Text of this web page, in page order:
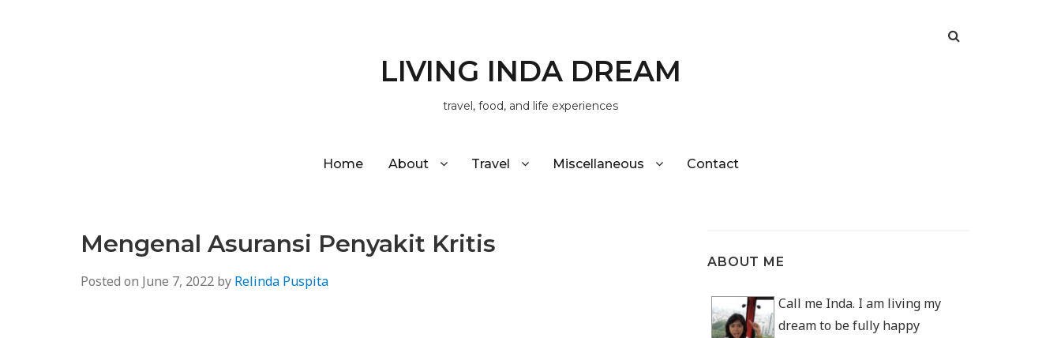
LIVING INDA DREAM
travel, food, and life experiences
Home About Travel Miscellaneous Contact
Mengenal Asuransi Penyakit Kritis
Posted on June 7, 2022 by Relinda Puspita
ABOUT ME
Call me Inda. I am living my
dream to be fully happy